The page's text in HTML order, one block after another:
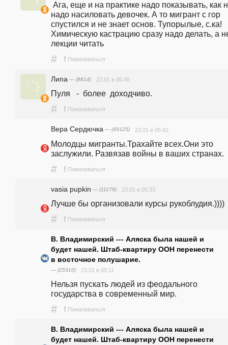
надо насиловать девочек. А то мигрант с гор
спустился и не знает основ. Тупорылые, с.ка!
Химическую кастрацию сразу надо делать, а
лекции читать
# ! Пожаловаться
Липа — (8814) 23.01 в 05:45
Пуля   -  более  доходчиво.
# ! Пожаловаться
Вера Сердючка — (49125) 23.01 в 05:42
Молодцы мигранты.Трахайте всех.Они это
заслужили. Развязав войны в ваших странах.
# ! Пожаловаться
vasia pupkin — (11178) 23.01 в 05:33
Лучше бы организовали курсы рукоблудия.))))
# ! Пожаловаться
В. Владимирский --- Аляска была нашей и
будет нашей. Штаб-квартиру ООН перенести
в восточное полушарие.
— (25310) 23.01 в 05:11
Нельзя пускать людей из феодального
государства в современный мир.
# ! Пожаловаться
В. Владимирский --- Аляска была нашей и
будет нашей. Штаб-квартиру ООН перенести